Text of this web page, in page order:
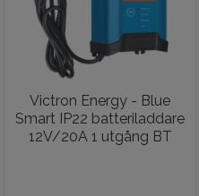
Victron Energy - Blue
Smart IP22 batteriladdare
12V/20A 1 utgång BT